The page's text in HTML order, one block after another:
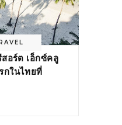
สอร์ต เอ็กซ์คลู
กในไทยที่